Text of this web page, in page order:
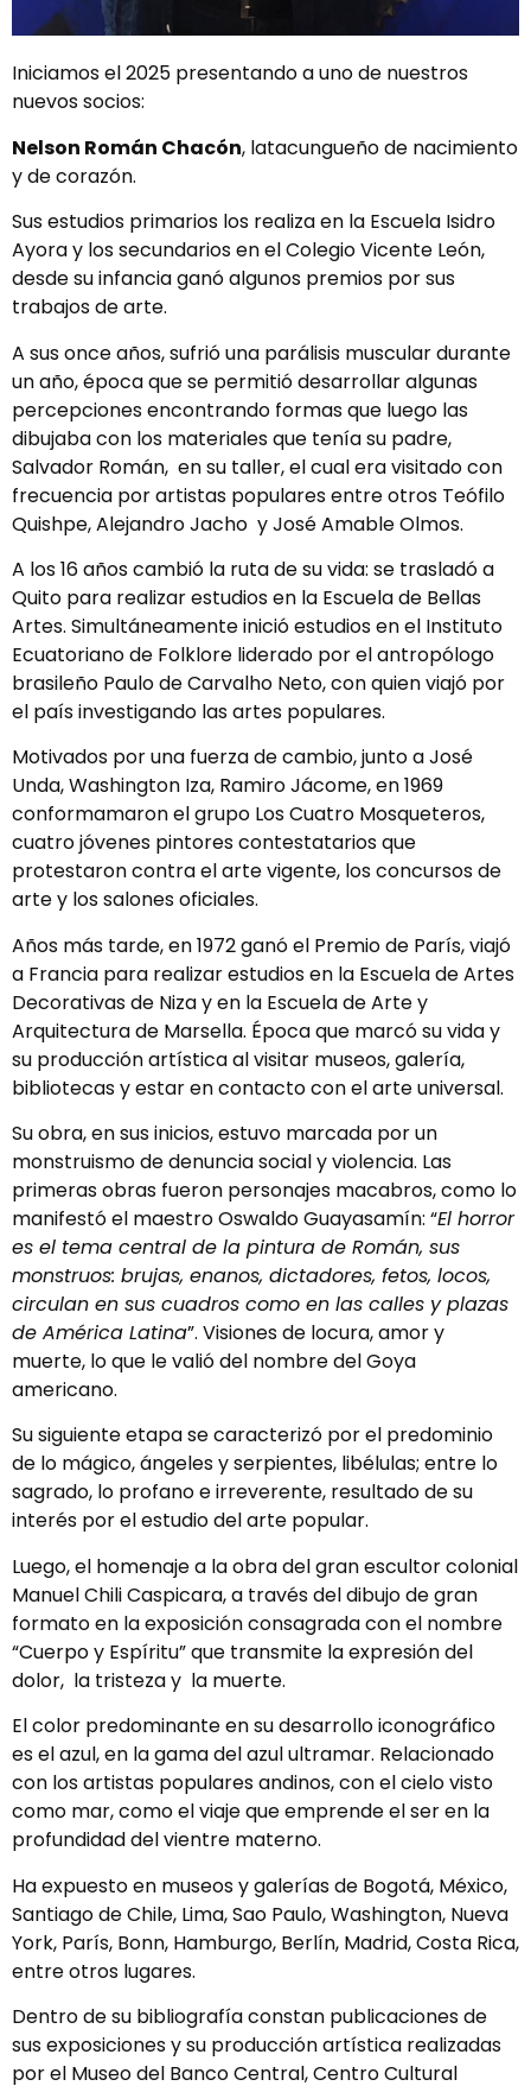
Iniciamos el 2025 presentando a uno de nuestros
nuevos socios:
Nelson Román Chacón, latacungueño de nacimiento
y de corazón.
Sus estudios primarios los realiza en la Escuela Isidro
Ayora y los secundarios en el Colegio Vicente León,
desde su infancia ganó algunos premios por sus
trabajos de arte.
A sus once años, sufrió una parálisis muscular durante
un año, época que se permitió desarrollar algunas
percepciones encontrando formas que luego las
dibujaba con los materiales que tenía su padre,
Salvador Román, en su taller, el cual era visitado con
frecuencia por artistas populares entre otros Teófilo
Quishpe, Alejandro Jacho y José Amable Olmos.
A los 16 años cambió la ruta de su vida: se trasladó a
Quito para realizar estudios en la Escuela de Bellas
Artes. Simultáneamente inició estudios en el Instituto
Ecuatoriano de Folklore liderado por el antropólogo
brasileño Paulo de Carvalho Neto, con quien viajó por
el país investigando las artes populares.
Motivados por una fuerza de cambio, junto a José
Unda, Washington Iza, Ramiro Jácome, en 1969
conformamaron el grupo Los Cuatro Mosqueteros,
cuatro jóvenes pintores contestatarios que
protestaron contra el arte vigente, los concursos de
arte y los salones oficiales.
Años más tarde, en 1972 ganó el Premio de París, viajó
a Francia para realizar estudios en la Escuela de Artes
Decorativas de Niza y en la Escuela de Arte y
Arquitectura de Marsella. Época que marcó su vida y
su producción artística al visitar museos, galería,
bibliotecas y estar en contacto con el arte universal.
Su obra, en sus inicios, estuvo marcada por un
monstruismo de denuncia social y violencia. Las
primeras obras fueron personajes macabros, como lo
manifestó el maestro Oswaldo Guayasamín: “El horror
es el tema central de la pintura de Román, sus
monstruos: brujas, enanos, dictadores, fetos, locos,
circulan en sus cuadros como en las calles y plazas
de América Latina”. Visiones de locura, amor y
muerte, lo que le valió del nombre del Goya
americano.
Su siguiente etapa se caracterizó por el predominio
de lo mágico, ángeles y serpientes, libélulas; entre lo
sagrado, lo profano e irreverente, resultado de su
interés por el estudio del arte popular.
Luego, el homenaje a la obra del gran escultor colonial
Manuel Chili Caspicara, a través del dibujo de gran
formato en la exposición consagrada con el nombre
“Cuerpo y Espíritu” que transmite la expresión del
dolor, la tristeza y la muerte.
El color predominante en su desarrollo iconográfico
es el azul, en la gama del azul ultramar. Relacionado
con los artistas populares andinos, con el cielo visto
como mar, como el viaje que emprende el ser en la
profundidad del vientre materno.
Ha expuesto en museos y galerías de Bogotá, México,
Santiago de Chile, Lima, Sao Paulo, Washington, Nueva
York, París, Bonn, Hamburgo, Berlín, Madrid, Costa Rica,
entre otros lugares.
Dentro de su bibliografía constan publicaciones de
sus exposiciones y su producción artística realizadas
por el Museo del Banco Central, Centro Cultural